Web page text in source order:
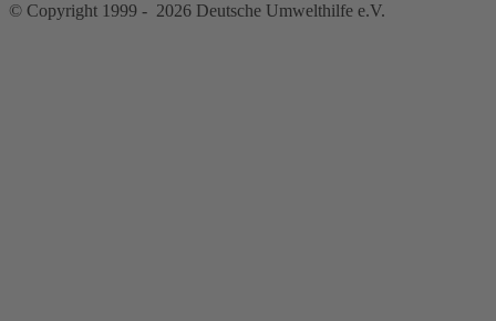
© Copyright 1999 - 2026 Deutsche Umwelthilfe e.V.